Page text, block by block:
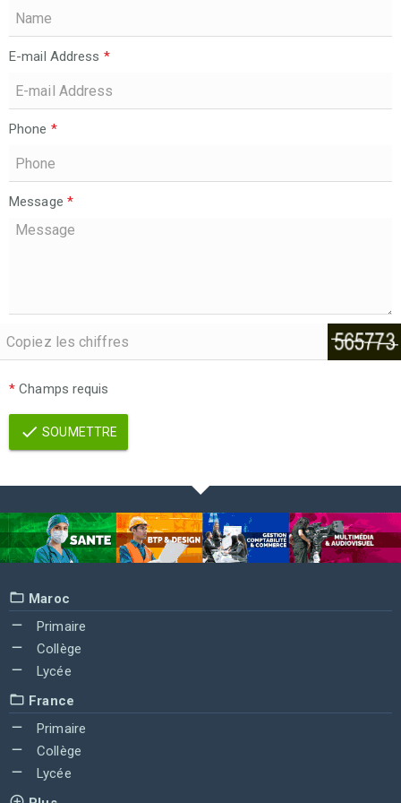
E-mail Address *
Phone *
Message *
* Champs requis
SOUMETTRE
Maroc
Primaire
Collège
Lycée
France
Primaire
Collège
Lycée